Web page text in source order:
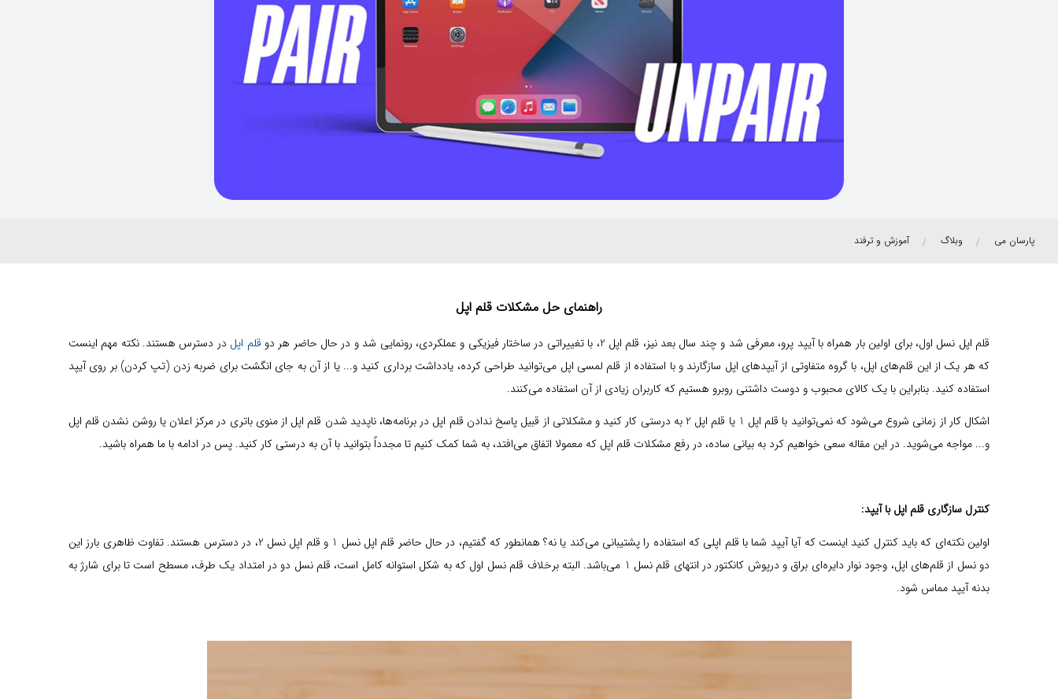
پارسان می وبلاگ آموزش و ترفند
راهنمای حل مشکلات قلم اپل
قلم اپل نسل اول، برای اولین بار همراه با آیپد پرو، معرفی شد و چند سال بعد نیز، قلم اپل 2، با تغییراتی در ساختار فیزیکی و عملکردی، رونمایی شد و در حال حاضر هر دو قلم اپل در دسترس هستند. نکته مهم اینست
که هر یک از این قلم‌های اپل، با گروه متفاوتی از آیپدهای اپل سازگارند و با استفاده از قلم لمسی اپل می‌توانید طراحی کرده، یادداشت برداری کنید و... یا از آن به جای انگشت برای ضربه زدن (تپ کردن) بر روی آیپد
استفاده کنید. بنابراین با یک کالای محبوب و دوست داشتنی روبرو هستیم که کاربران زیادی از آن استفاده می‌کنند.
اشکال کار از زمانی شروع می‌شود که نمی‌توانید با قلم اپل 1 یا قلم اپل 2 به درستی کار کنید و مشکلاتی از قبیل پاسخ ندادن قلم اپل در برنامه‌ها، ناپدید شدن قلم اپل از منوی باتری در مرکز اعلان یا روشن نشدن قلم اپل
و... مواجه می‌شوید. در این مقاله سعی خواهیم کرد به بیانی ساده، در رفع مشکلات قلم اپل که معمولا اتفاق می‌افتد، به شما کمک کنیم تا مجدداً بتوانید با آن به درستی کار کنید. پس در ادامه با ما همراه باشید.
کنترل سازگاری قلم اپل با آیپد:
اولین نکته‌ای که باید کنترل کنید اینست که آیا آیپد شما با قلم اپلی که استفاده را پشتیبانی می‌کند یا نه؟
همانطور که گفتیم، در حال حاضر قلم اپل نسل 1 و قلم اپل نسل 2، در دسترس هستند. تفاوت ظاهری بارز این
دو نسل از قلم‌های اپل، وجود نوار دایره‌ای براق و درپوش کانکتور در انتهای قلم نسل 1 می‌باشد. البته برخلاف قلم نسل اول که به شکل استوانه کامل است، قلم نسل دو در امتداد یک طرف، مسطح است تا برای شارژ به
بدنه آیپد مماس شود.